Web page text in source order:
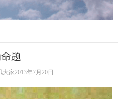
题
家2013年7月20日